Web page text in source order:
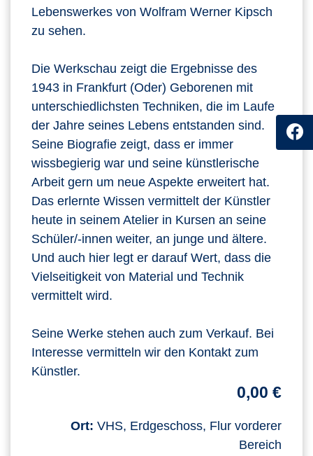
Lebenswerkes von Wolfram Werner Kipsch
zu sehen.
Die Werkschau zeigt die Ergebnisse des
1943 in Frankfurt (Oder) Geborenen mit
unterschiedlichsten Techniken, die im Laufe
der Jahre seines Lebens entstanden sind.
Seine Biografie zeigt, dass er immer
wissbegierig war und seine künstlerische
Arbeit gern um neue Aspekte erweitert hat.
Das erlernte Wissen vermittelt der Künstler
heute in seinem Atelier in Kursen an seine
Schüler/-innen weiter, an junge und ältere.
Und auch hier legt er darauf Wert, dass die
Vielseitigkeit von Material und Technik
vermittelt wird.
Seine Werke stehen auch zum Verkauf. Bei
Interesse vermitteln wir den Kontakt zum
Künstler.
0,00 €
Ort: VHS, Erdgeschoss, Flur vorderer
Bereich